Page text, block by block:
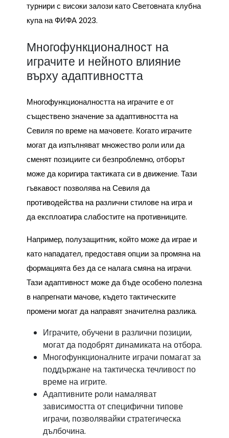
турнири с високи залози като Световната клубна
купа на ФИФА 2023.
Многофункционалност на
играчите и нейното влияние
върху адаптивността
Многофункционалността на играчите е от
съществено значение за адаптивността на
Севиля по време на мачовете. Когато играчите
могат да изпълняват множество роли или да
сменят позициите си безпроблемно, отборът
може да коригира тактиката си в движение. Тази
гъвкавост позволява на Севиля да
противодейства на различни стилове на игра и
да експлоатира слабостите на противниците.
Например, полузащитник, който може да играе и
като нападател, предоставя опции за промяна на
формацията без да се налага смяна на играчи.
Тази адаптивност може да бъде особено полезна
в напрегнати мачове, където тактическите
промени могат да направят значителна разлика.
Играчите, обучени в различни позиции,
могат да подобрят динамиката на отбора.
Многофункционалните играчи помагат за
поддържане на тактическа течливост по
време на игрите.
Адаптивните роли намаляват
зависимостта от специфични типове
играчи, позволявайки стратегическа
дълбочина.